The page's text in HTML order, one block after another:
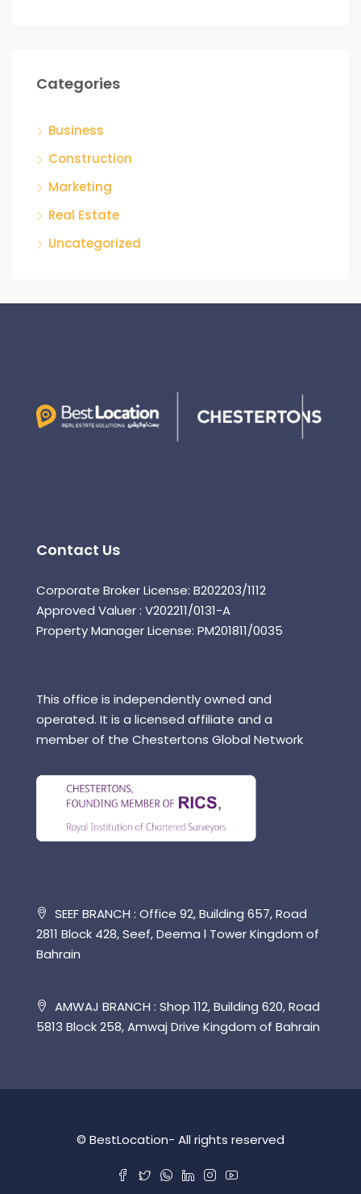
Categories
Business
Construction
Marketing
Real Estate
Uncategorized
Contact Us
Corporate Broker License: B202203/1112
Approved Valuer : V202211/0131-A
Property Manager License: PM201811/0035
This office is independently owned and
operated. It is a licensed affiliate and a
member of the Chestertons Global Network
SEEF BRANCH : Office 92, Building 657, Road
2811 Block 428, Seef, Deema l Tower Kingdom of
Bahrain
AMWAJ BRANCH : Shop 112, Building 620, Road
5813 Block 258, Amwaj Drive Kingdom of Bahrain
© BestLocation- All rights reserved